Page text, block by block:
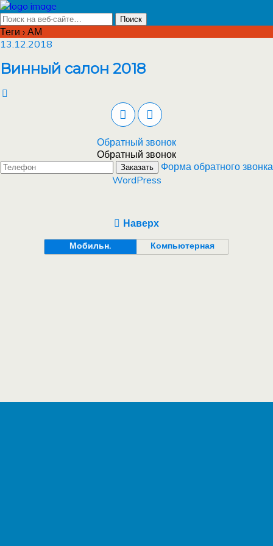
Теги › АМ
13.12.2018
Винный салон 2018
Обратный звонок
Обратный звонок
Заказать
Форма обратного звонка
WordPress
Наверх
Мобильн. Компьютерная